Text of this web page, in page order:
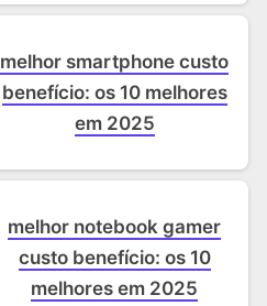
melhor smartphone custo
benefício: os 10 melhores
em 2025
melhor notebook gamer
custo benefício: os 10
melhores em 2025